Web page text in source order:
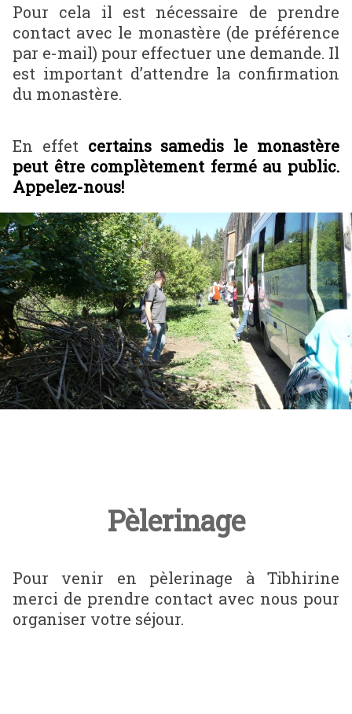
Pour cela il est nécessaire de prendre
contact avec le monastère (de préférence
par e-mail) pour effectuer une demande. Il
est important d’attendre la confirmation
du monastère.
En effet certains samedis le monastère
peut être complètement fermé au public.
Appelez-nous!
Pèlerinage
Pour venir en pèlerinage à Tibhirine
merci de prendre contact avec nous pour
organiser votre séjour.